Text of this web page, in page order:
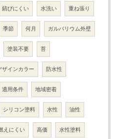
錆びにくい 水洗い 重ね張り
季節 何月 ガルバリウム外壁
塗装不要 苔
ザインカラー 防水性
適用条件 地域密着
シリコン塗料 水性 油性
えにくい 高価 水性塗料